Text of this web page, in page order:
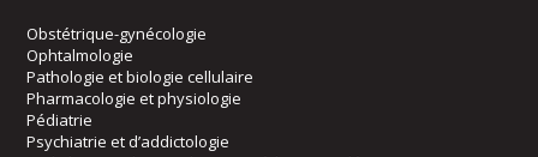
Obstétrique-gynécologie
Ophtalmologie
Pathologie et biologie cellulaire
Pharmacologie et physiologie
Pédiatrie
Psychiatrie et d’addictologie